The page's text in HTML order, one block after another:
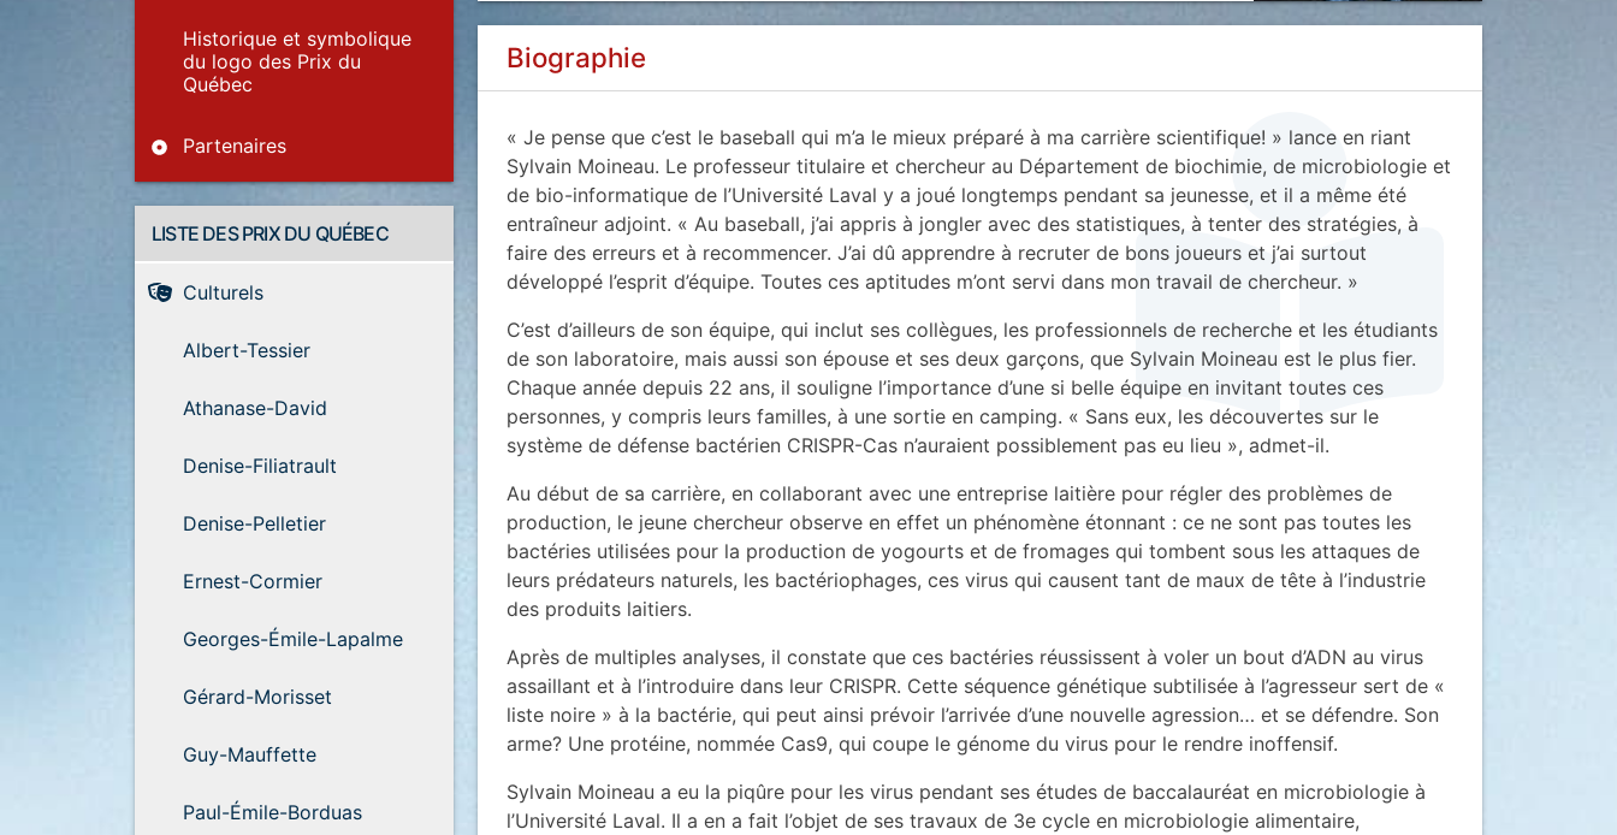
Historique et symbolique
du logo des Prix du
Québec
Partenaires
LISTE DES PRIX DU QUÉBEC
Culturels
Albert-Tessier
Athanase-David
Denise-Filiatrault
Denise-Pelletier
Ernest-Cormier
Georges-Émile-Lapalme
Gérard-Morisset
Guy-Mauffette
Paul-Émile-Borduas
Biographie
« Je pense que c’est le baseball qui m’a le mieux préparé à ma carrière scientifique! » lance en riant
Sylvain Moineau. Le professeur titulaire et chercheur au Département de biochimie, de microbiologie et
de bio-informatique de l’Université Laval y a joué longtemps pendant sa jeunesse, et il a même été
entraîneur adjoint. « Au baseball, j’ai appris à jongler avec des statistiques, à tenter des stratégies, à
faire des erreurs et à recommencer. J’ai dû apprendre à recruter de bons joueurs et j’ai surtout
développé l’esprit d’équipe. Toutes ces aptitudes m’ont servi dans mon travail de chercheur. »
C’est d’ailleurs de son équipe, qui inclut ses collègues, les professionnels de recherche et les étudiants
de son laboratoire, mais aussi son épouse et ses deux garçons, que Sylvain Moineau est le plus fier.
Chaque année depuis 22 ans, il souligne l’importance d’une si belle équipe en invitant toutes ces
personnes, y compris leurs familles, à une sortie en camping. « Sans eux, les découvertes sur le
système de défense bactérien CRISPR-Cas n’auraient possiblement pas eu lieu », admet-il.
Au début de sa carrière, en collaborant avec une entreprise laitière pour régler des problèmes de
production, le jeune chercheur observe en effet un phénomène étonnant : ce ne sont pas toutes les
bactéries utilisées pour la production de yogourts et de fromages qui tombent sous les attaques de
leurs prédateurs naturels, les bactériophages, ces virus qui causent tant de maux de tête à l’industrie
des produits laitiers.
Après de multiples analyses, il constate que ces bactéries réussissent à voler un bout d’ADN au virus
assaillant et à l’introduire dans leur CRISPR. Cette séquence génétique subtilisée à l’agresseur sert de «
liste noire » à la bactérie, qui peut ainsi prévoir l’arrivée d’une nouvelle agression… et se défendre. Son
arme? Une protéine, nommée Cas9, qui coupe le génome du virus pour le rendre inoffensif.
Sylvain Moineau a eu la piqûre pour les virus pendant ses études de baccalauréat en microbiologie à
l’Université Laval. Il a en a fait l’objet de ses travaux de 3e cycle en microbiologie alimentaire,